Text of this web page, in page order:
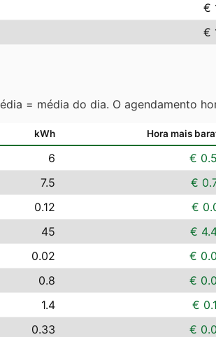
€
€
= média do dia. O agendamento
kWh Hora mais
6 €
7.5 €
0.12 €
45 €
0.02 €
0.8 €
1.4 €
0.33 €